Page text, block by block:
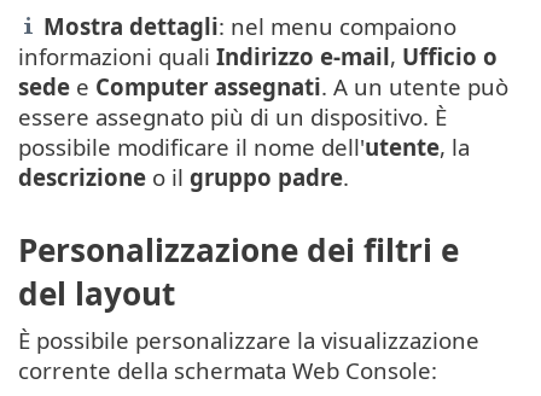
Mostra dettagli: nel menu compaiono
informazioni quali Indirizzo e-mail, Ufficio o
sede e Computer assegnati. A un utente può
essere assegnato più di un dispositivo. È
possibile modificare il nome dell'utente, la
descrizione o il gruppo padre.
Personalizzazione dei filtri e
del layout
È possibile personalizzare la visualizzazione
corrente della schermata Web Console: